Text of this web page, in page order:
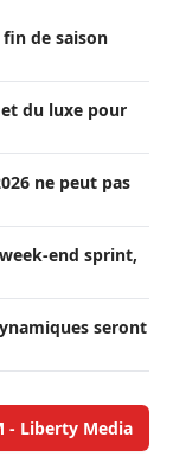
de saison
du luxe pour
ne peut pas
end sprint,
seront
- Liberty Media